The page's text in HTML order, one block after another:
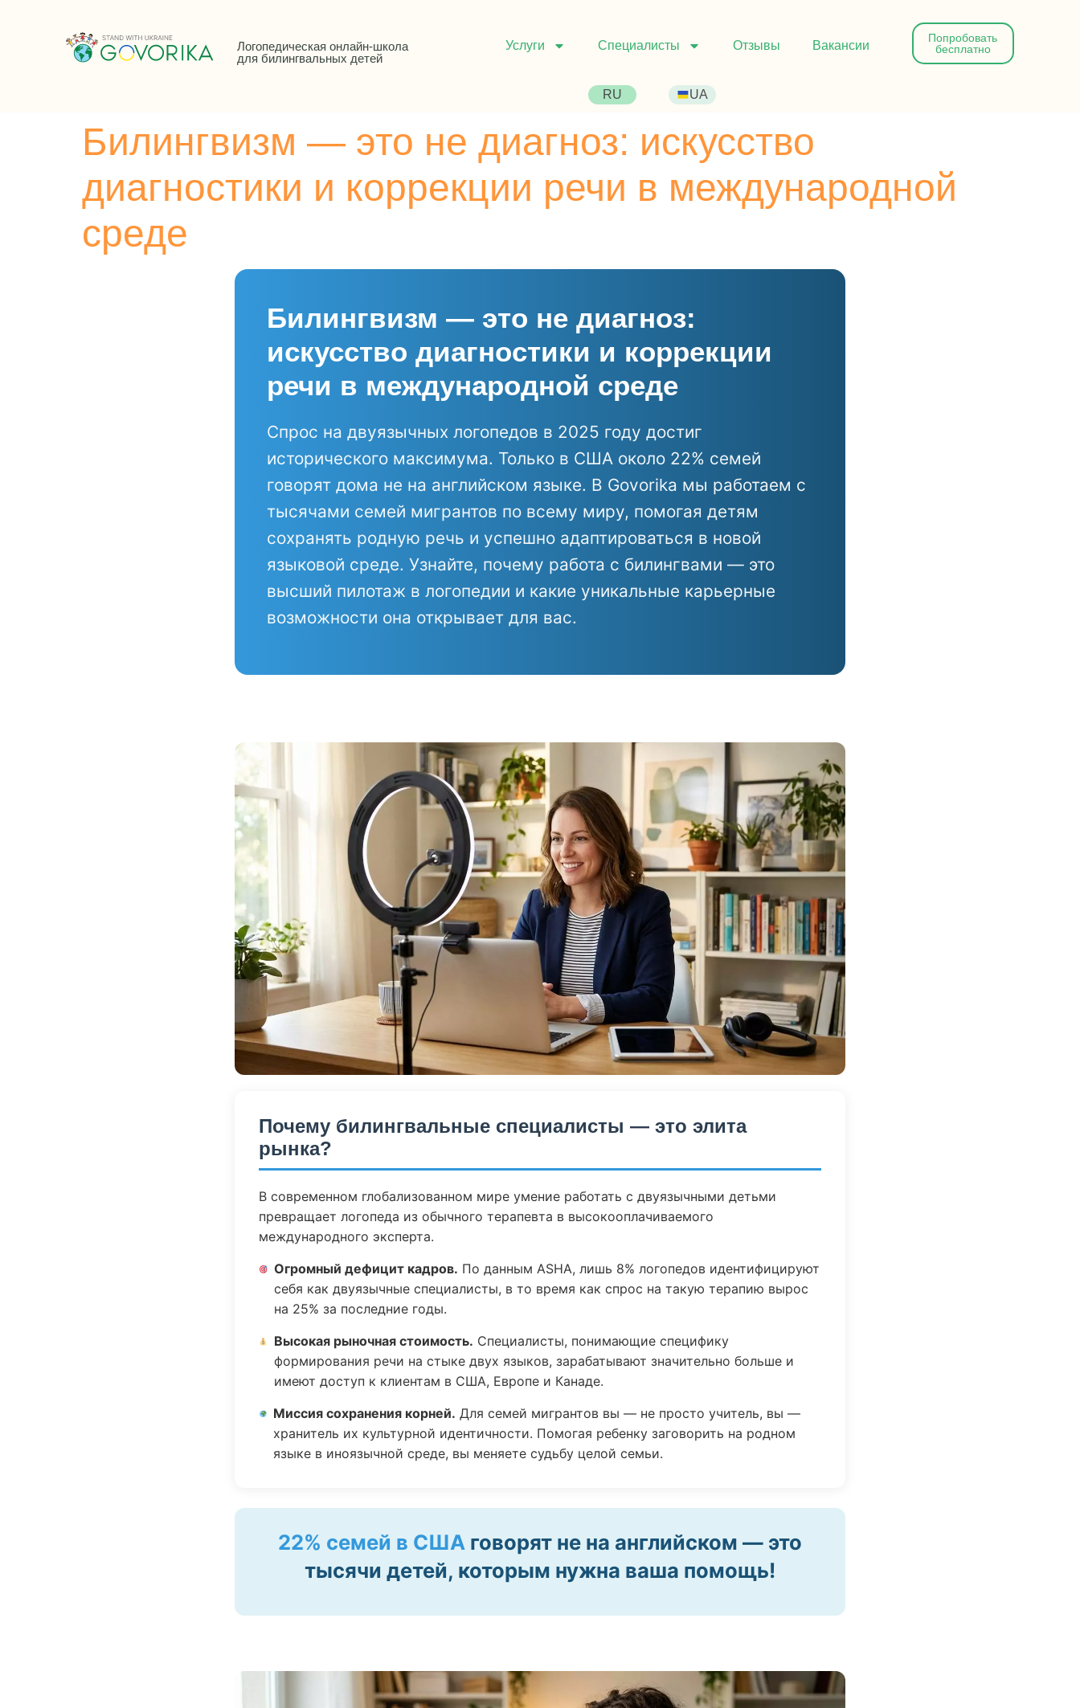
Логопедическая онлайн-школа
для билингвальных детей
Услуги Специалисты Отзывы Вакансии
Попробовать
бесплатно
RU UA
Билингвизм — это не диагноз: искусство
диагностики и коррекции речи в международной
среде
Билингвизм — это не диагноз:
искусство диагностики и коррекции
речи в международной среде
Спрос на двуязычных логопедов в 2025 году достиг
исторического максимума. Только в США около 22% семей
говорят дома не на английском языке. В Govorika мы работаем с
тысячами семей мигрантов по всему миру, помогая детям
сохранять родную речь и успешно адаптироваться в новой
языковой среде. Узнайте, почему работа с билингвами — это
высший пилотаж в логопедии и какие уникальные карьерные
возможности она открывает для вас.
Почему билингвальные специалисты — это элита
рынка?
В современном глобализованном мире умение работать с двуязычными детьми
превращает логопеда из обычного терапевта в высокооплачиваемого
международного эксперта.
Огромный дефицит кадров. По данным ASHA, лишь 8% логопедов идентифицируют
себя как двуязычные специалисты, в то время как спрос на такую терапию вырос
на 25% за последние годы.
Высокая рыночная стоимость. Специалисты, понимающие специфику
формирования речи на стыке двух языков, зарабатывают значительно больше и
имеют доступ к клиентам в США, Европе и Канаде.
Миссия сохранения корней. Для семей мигрантов вы — не просто учитель, вы —
хранитель их культурной идентичности. Помогая ребенку заговорить на родном
языке в иноязычной среде, вы меняете судьбу целой семьи.
22% семей в США говорят не на английском — это
тысячи детей, которым нужна ваша помощь!